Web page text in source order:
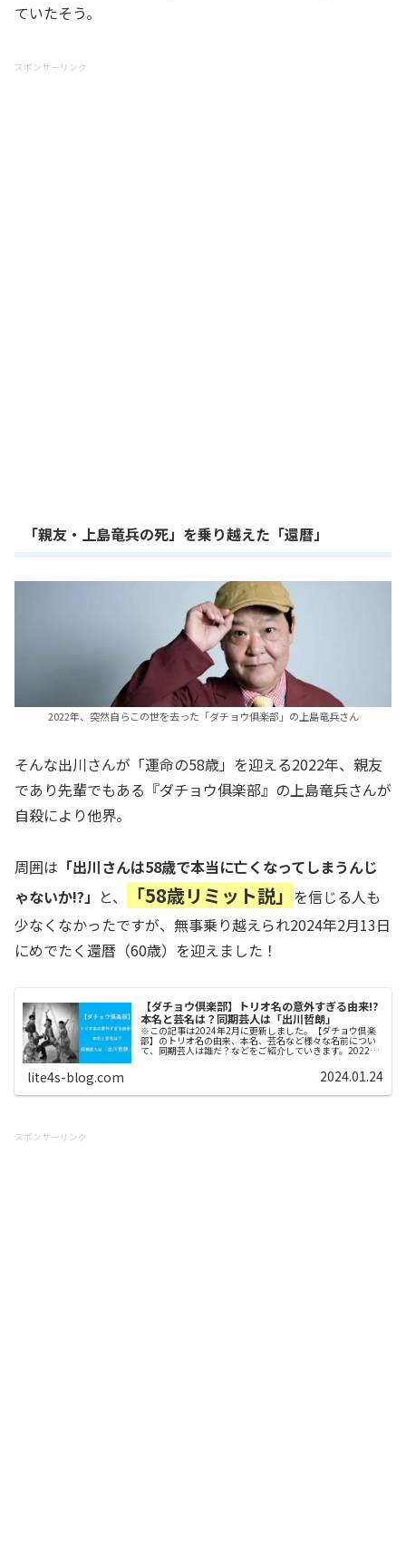
ていたそう。
スポンサーリンク
「親友・上島竜兵の死」を乗り越えた「還暦」
2022年、突然自らこの世を去った「ダチョウ俱楽部」の上島竜兵さん
そんな出川さんが「運命の58歳」を迎える2022年、親友
であり先輩でもある『ダチョウ俱楽部』の上島竜兵さんが
自殺により他界。
周囲は 「出川さんは58歳で本当に亡くなってしまうんじ
ゃないか!?」 と、 「58歳リミット説」 を信じる人も
少なくなかったですが、無事乗り越えられ2024年2月13日
にめでたく還暦（60歳）を迎えました！
【ダチョウ倶楽部】トリオ名の意外すぎる由来!?
本名と芸名は？同期芸人は「出川哲朗」
※この記事は2024年2月に更新しました。【ダチョウ倶楽
部】のトリオ名の由来、本名、芸名など様々な名前につい
て、同期芸人は誰だ？などをご紹介していきます。2022年
lite4s-blog.com 2024.01.24
スポンサーリンク